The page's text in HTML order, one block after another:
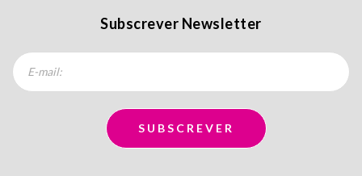
Subscrever Newsletter